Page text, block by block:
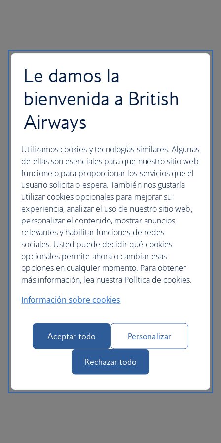
Le damos la
bienvenida a British
Airways
Utilizamos cookies y tecnologías similares. Algunas
de ellas son esenciales para que nuestro sitio web
funcione o para proporcionar los servicios que el
usuario solicita o espera. También nos gustaría
utilizar cookies opcionales para mejorar su
experiencia, analizar el uso de nuestro sitio web,
personalizar el contenido, mostrar anuncios
relevantes y habilitar funciones de redes
sociales. Usted puede decidir qué cookies
opcionales permite ahora o cambiar esas
opciones en cualquier momento. Para obtener
más información, lea nuestra Política de cookies.
Información sobre cookies
Aceptar todo Personalizar
Rechazar todo